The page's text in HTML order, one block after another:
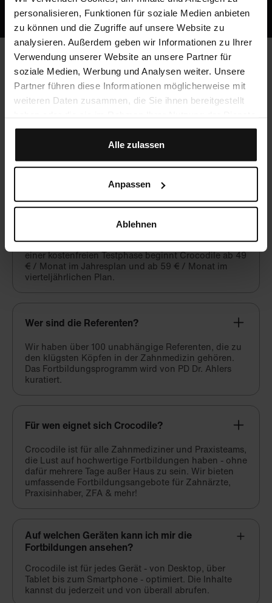
personalisieren, Funktionen für soziale Medien anbieten
zu können und die Zugriffe auf unsere Website zu
analysieren. Außerdem geben wir Informationen zu Ihrer
Verwendung unserer Website an unsere Partner für
soziale Medien, Werbung und Analysen weiter. Unsere
Partner führen diese Informationen möglicherweise mit
weiteren Daten zusammen, die Sie ihnen bereitgestellt
gesammelt haben.
Alle zulassen
Anpassen
Ablehnen
Häufig gestellte Fragen
Werden CME-Punkte vergeben?
sammeln!
Was kostet Crocodile?
Alternative zu lokalen Fortbildungsangeboten. Nach
einer kostenfreien Testphase beginnt Crocodile ab 49
€ / Monat im Jahresplan und ab 59 € / Monat im
vierteljährlichen Plan.
Wer sind die Referenten?
Wir haben über 100 unabhängige Referenten, die zu
den klügsten Köpfen in der Zahnmedizin gehören.
Das Fortbildungsprogramm wird von PD Dr. Ahlers
kuratiert.
Für wen eignet sich Crocodile?
Crocodile ist für alle Zahnmediziner und Praxisteams,
die Lust auf hochwertige Fortbildungen haben - ohne
dafür mehrere Tage außer Haus zu sein. Wir bieten
umfassende Fortbildungsangebote für Zahnärzte,
Praxisinhaber, ZFA & mehr!
Auf welchen Geräten kann ich mir die
Fortbildungen ansehen?
Crocodile ist für jedes Gerät - von Desktop, über
Tablet bis zum Smartphone - optimiert. Die Inhalte
kannst du jederzeit und von überall abrufen.